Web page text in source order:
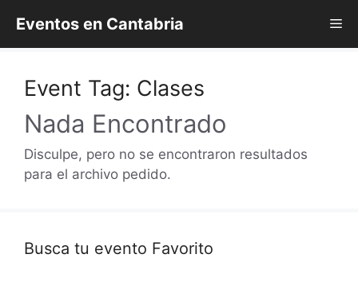
contenido
Eventos en Cantabria
Event Tag: Clases
Nada Encontrado
Disculpe, pero no se encontraron resultados
para el archivo pedido.
Busca tu evento Favorito